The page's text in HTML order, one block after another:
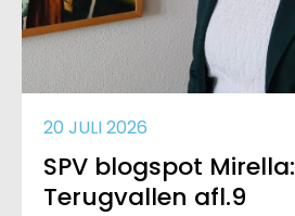
20 JULI 2026
SPV blogspot Mirella:
Terugvallen afl.9